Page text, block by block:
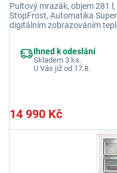
Pultový mrazák, objem 281
StopFrost, Automatika
digitálním zobrazováním
Ihned k odeslání
Skladem 3 ks.
U Vás již od 17.8.
14 990 Kč